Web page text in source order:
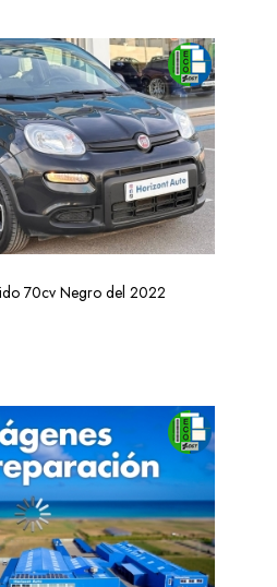
70cv Negro del 2022